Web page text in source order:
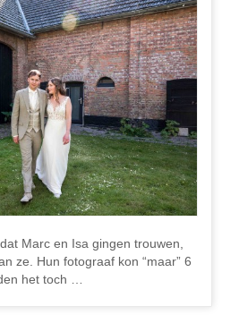
Marc en Isa gingen trouwen,
ze. Hun fotograaf kon “maar” 6
het toch …